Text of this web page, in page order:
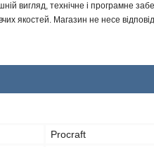
вигляд, технічне і програмне
якостей. Магазин не несе
Procraft